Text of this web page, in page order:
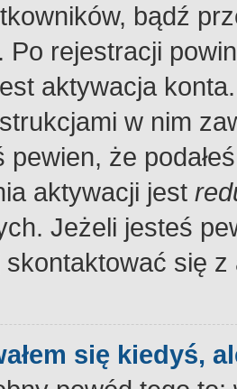
bądź
Po rejestracji
aktywacja
w nim
pewien, że
aktywacji jest
Jeżeli jesteś
skontaktować się
się kiedyś,